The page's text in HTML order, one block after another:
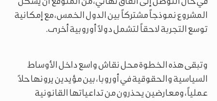
المشروع نموذجاً مشتركاً بين الدول الخمس، مع إمكانية
توسع التجربة لاحقاً لتشمل دولاً أوروبية أخرى.
وتبقى هذه الخطوة محل نقاش واسع داخل الأوساط
السياسية والحقوقية في أوروبا، بين مؤيدين يرونها حلاً
عملياً، ومعارضين يحذرون من تداعياتها القانونية